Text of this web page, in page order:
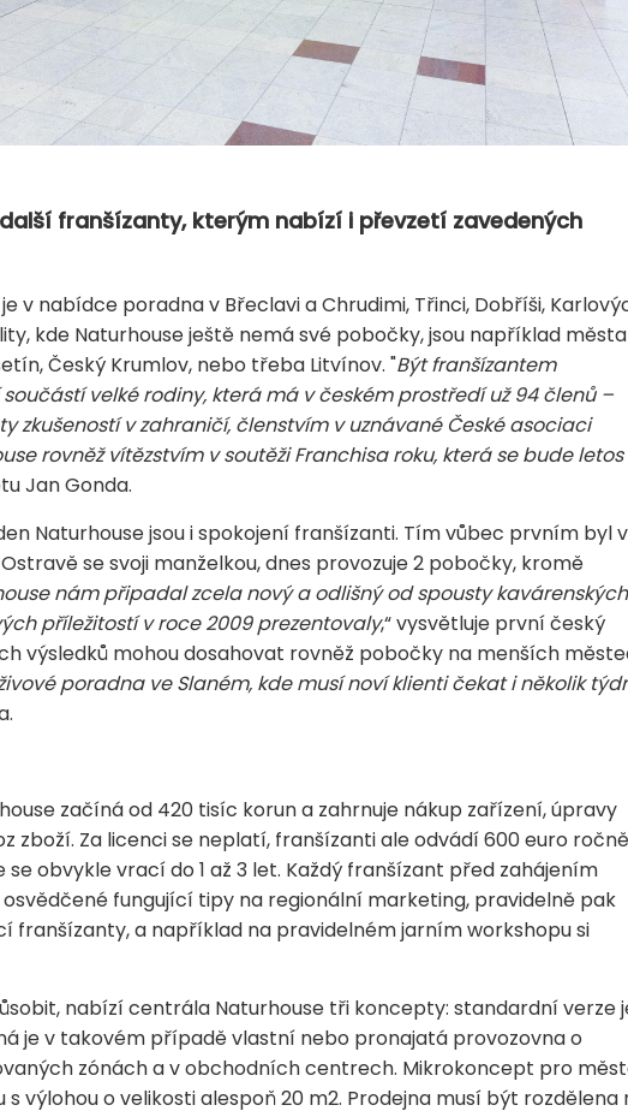
franšízanty, kterým nabízí i převzetí zavedených
v nabídce poradna v Břeclavi a Chrudimi, Třinci, Dobříši,
kde Naturhouse ještě nemá své pobočky, jsou například města
Český Krumlov, nebo třeba Litvínov. "Být franšízantem
velké rodiny, která má v českém prostředí už 94 členů –
zkušeností v zahraničí, členstvím v uznávané České asociaci
rovněž vítězstvím v soutěži Franchisa roku, která se bude letos
Jan Gonda.
Naturhouse jsou i spokojení franšízanti. Tím vůbec prvním byl v
se svoji manželkou, dnes provozuje 2 pobočky, kromě
nám připadal zcela nový a odlišný od spousty
příležitostí v roce 2009 prezentovaly,“ vysvětluje první český
výsledků mohou dosahovat rovněž pobočky na menších
poradna ve Slaném, kde musí noví klienti čekat i několik
začíná od 420 tisíc korun a zahrnuje nákup zařízení, úpravy
zboží. Za licenci se neplatí, franšízanti ale odvádí 600 euro ročně
obvykle vrací do 1 až 3 let. Každý franšízant před zahájením
fungující tipy na regionální marketing, pravidelně pak
franšízanty, a například na pravidelném jarním workshopu si
nabízí centrála Naturhouse tři koncepty: standardní verze
je v takovém případě vlastní nebo pronajatá provozovna o
zónách a v obchodních centrech. Mikrokoncept pro
výlohou o velikosti alespoň 20 m2. Prodejna musí být rozdělena